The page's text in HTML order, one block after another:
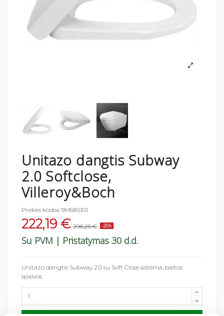
Unitazo dangtis Subway
2.0 Softclose,
Villeroy&Boch
Prekės kodas 9M68S101
222,19 € 296,25 € -25%
Su PVM | Pristatymas 30 d.d.
Unitazo dangtis Subway 2.0 su Soft Close sistema, baltos
spalvos.